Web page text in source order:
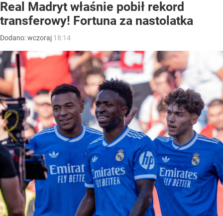
Real Madryt właśnie pobił rekord
transferowy! Fortuna za nastolatka
Dodano:wczoraj 18:14